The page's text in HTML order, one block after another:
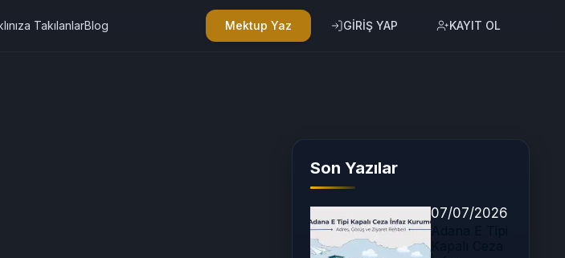
TakılanlarBlog Mektup Yaz GİRİŞ YAP KAYIT OL
Son Yazılar
07/07/2026